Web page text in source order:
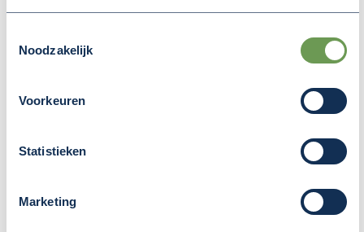
Noodzakelijk
Voorkeuren
Statistieken
Marketing
uitvoeringsprojecten en haalbaarheidsstudies die
bijdragen aan de economische ambities van de regio.
Lees meer over: Financiële bijdrage voor negen